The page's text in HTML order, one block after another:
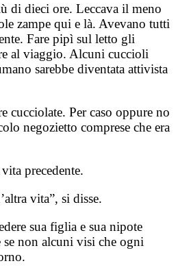
di dieci ore. Leccava il meno
zampe qui e là. Avevano tutti
Fare pipì sul letto gli
al viaggio. Alcuni cuccioli
sarebbe diventata attivista
cucciolate. Per caso oppure no
negozietto comprese che era
precedente.
vita”, si disse.
sua figlia e sua nipote
se non alcuni visi che ogni